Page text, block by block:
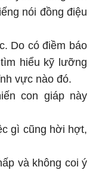
nói đồng điệu
Do có điềm báo
hiểu kỹ lưỡng
vực nào đó.
con giáp này
gì cũng hời hợt,
và không coi ý